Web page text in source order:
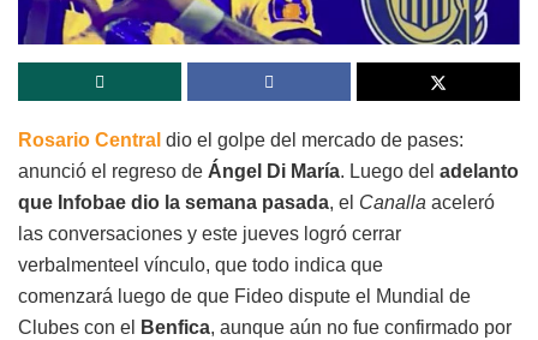
Rosario Central dio el golpe del mercado de pases:
anunció el regreso de Ángel Di María. Luego del adelanto
que Infobae dio la semana pasada, el Canalla aceleró
las conversaciones y este jueves logró cerrar
verbalmenteel vínculo, que todo indica que
comenzará luego de que Fideo dispute el Mundial de
Clubes con el
Benfica, aunque aún no fue confirmado por